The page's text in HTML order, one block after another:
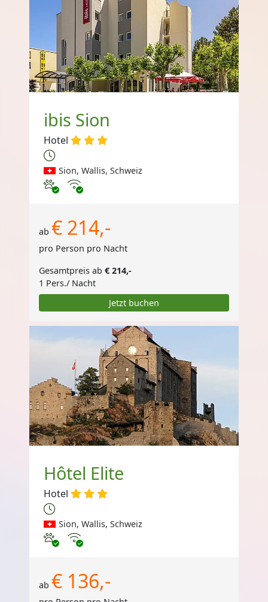
ibis Sion
Hotel
Sion, Wallis, Schweiz
Haustiere erlaubt
Internet
ab € 214,-
pro Person pro Nacht
Gesamtpreis ab € 214,-
1 Pers./ Nacht
Jetzt buchen
Hôtel Elite
Hotel
Sion, Wallis, Schweiz
Haustiere erlaubt
Internet
ab € 136,-